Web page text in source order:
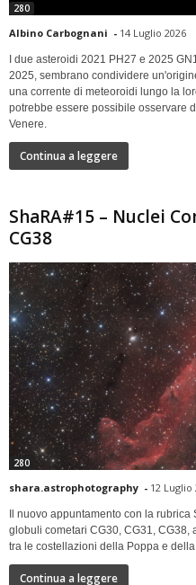
280
Albino Carbognani - 14 Luglio 2026
I due asteroidi 2021 PH27 e 2025
2025, sembrano condividere
una corrente di meteoroidi lungo la
potrebbe essere possibile osservare
Venere.
Continua a leggere
ShaRA#15 – Nuclei
CG38
280
shara.astrophotography - 12 Luglio
Il nuovo appuntamento con la
globuli cometari CG30, CG31,
tra le costellazioni della Poppa e della
Continua a leggere